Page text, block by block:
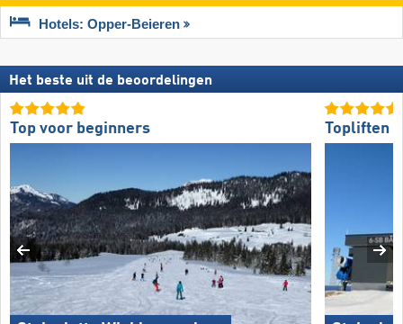
Hotels: Opper-Beieren
Het beste uit de beoordelingen
Top voor beginners Topliften